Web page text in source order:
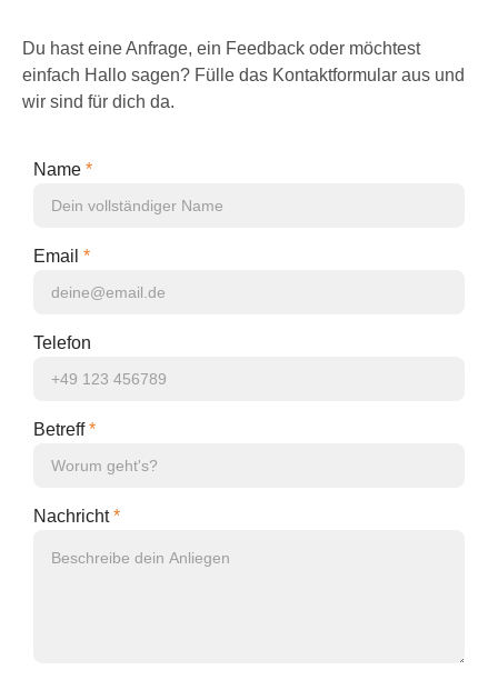
Du hast eine Anfrage, ein Feedback oder möchtest
einfach Hallo sagen? Fülle das Kontaktformular aus und
wir sind für dich da.
Name *
Email *
Telefon
Betreff *
Nachricht *